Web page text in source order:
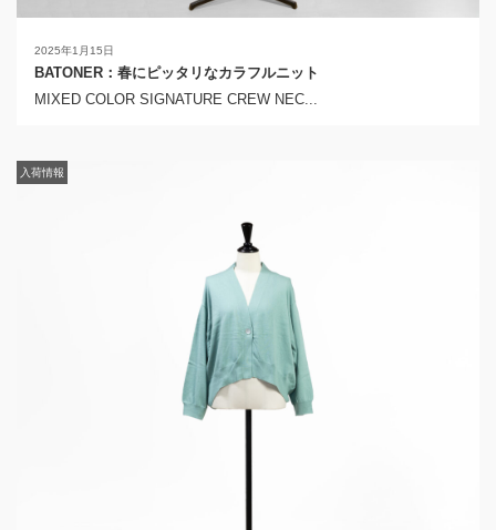
2025年1月15日
BATONER：春にピッタリなカラフルニット
MIXED COLOR SIGNATURE CREW NEC...
入荷情報